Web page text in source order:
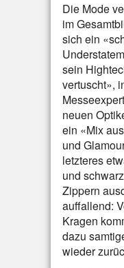
Die Mode
im
sich ein
sein
vertuscht»,
neuen
ein «Mix
und
letzteres
und
Zippern
auffallend:
Kragen
dazu
wieder